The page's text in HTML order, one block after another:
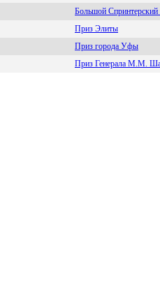
Большой Спринтерский
Приз Элиты
Приз города Уфы
Приз Генерала М.М.